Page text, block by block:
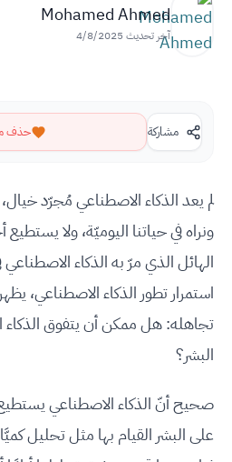
Mohamed Ahmed
آخر تحديث 4/8/2025
مشاركة حذف
لم يعد الذكاء الاصطناعي مُجرّد
ونراه في حياتنا اليوميّة، ولا
الهائل الذي مرّ به الذكاء
استمرار تطور الذكاء الاصطناعي،
تجاهله: هل ممكن أن يتفوق الذكاء
البشر؟
صحيح أنّ الذكاء الاصطناعي
على البشر القيام بها مثل تحليل